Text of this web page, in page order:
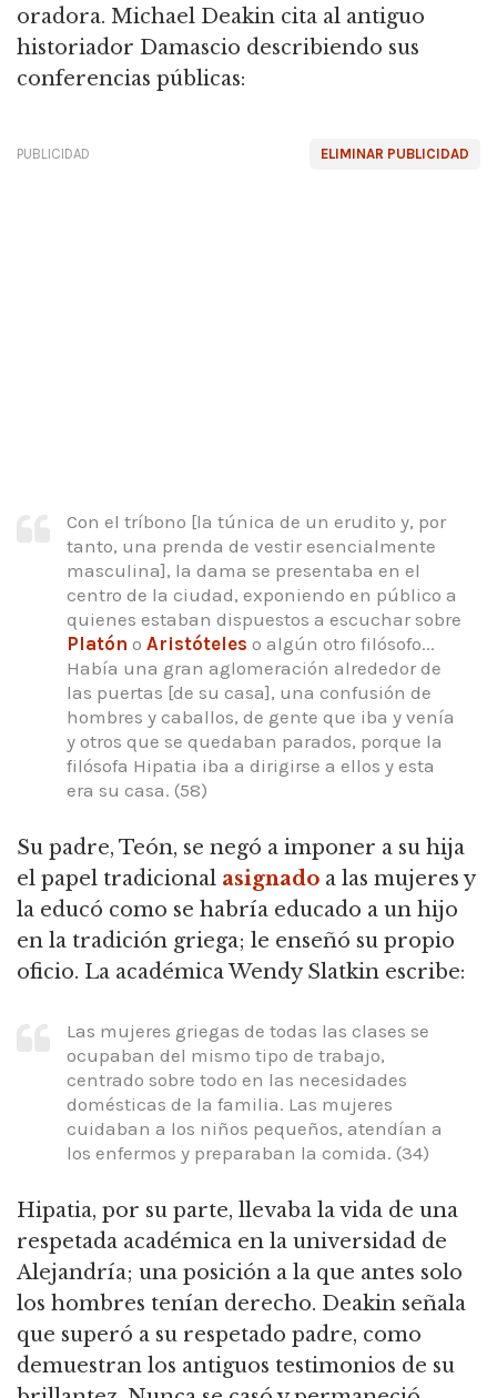
oradora. Michael Deakin cita al antiguo
historiador Damascio describiendo sus
conferencias públicas:
ELIMINAR PUBLICIDAD
PUBLICIDAD
Con el tríbono [la túnica de un erudito y, por
tanto, una prenda de vestir esencialmente
masculina], la dama se presentaba en el
centro de la ciudad, exponiendo en público a
quienes estaban dispuestos a escuchar sobre
Platón o Aristóteles o algún otro filósofo...
Había una gran aglomeración alrededor de
las puertas [de su casa], una confusión de
hombres y caballos, de gente que iba y venía
y otros que se quedaban parados, porque la
filósofa Hipatia iba a dirigirse a ellos y esta
era su casa. (58)
Su padre, Teón, se negó a imponer a su hija
el papel tradicional asignado a las mujeres y
la educó como se habría educado a un hijo
en la tradición griega; le enseñó su propio
oficio. La académica Wendy Slatkin escribe:
Las mujeres griegas de todas las clases se
ocupaban del mismo tipo de trabajo,
centrado sobre todo en las necesidades
domésticas de la familia. Las mujeres
cuidaban a los niños pequeños, atendían a
los enfermos y preparaban la comida. (34)
Hipatia, por su parte, llevaba la vida de una
respetada académica en la universidad de
Alejandría; una posición a la que antes solo
los hombres tenían derecho. Deakin señala
que superó a su respetado padre, como
demuestran los antiguos testimonios de su